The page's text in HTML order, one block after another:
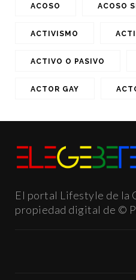
ACOSO ACOSO
ACTIVISMO
ACTIVO O PASIVO
ACTOR GAY
El portal Lifestyle de la
propiedad digital de ©